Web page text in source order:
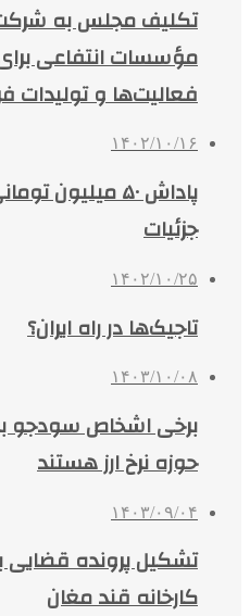
تکلیف مجلس به
مؤسسات انتفاعی
فعالیت‌ها و تولیدات
۱۴۰۲/۱۰/۱۶
پاداش ۵۰ میلیون
جزئیات
۱۴۰۲/۱۰/۲۵
تاجیک‌ها در راه ایران؟
۱۴۰۳/۱۰/۰۸
برخی اشخاص سودجو
حوزه نرخ ارز هستند
۱۴۰۳/۰۹/۰۴
تشکیل پرونده قضایی
کارخانه قند مغان